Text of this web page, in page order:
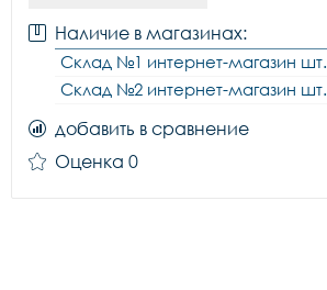
Наличие в магазинах:
Склад №1 интернет-магазин шт.
Склад №2 интернет-магазин шт.
добавить в сравнение
Оценка 0